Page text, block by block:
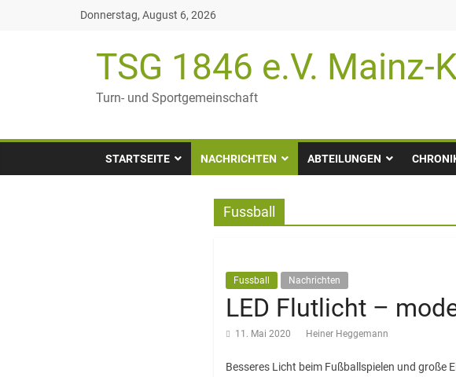
Donnerstag, August 6, 2026
TSG 1846 e.V. Mainz-
Turn- und Sportgemeinschaft
STARTSEITE NACHRICHTEN ABTEILUNGEN
Fussball
Fussball Nachrichten
LED Flutlicht –
11. Mai 2020 Heiner Heggemann
Besseres Licht beim Fußballspielen und große